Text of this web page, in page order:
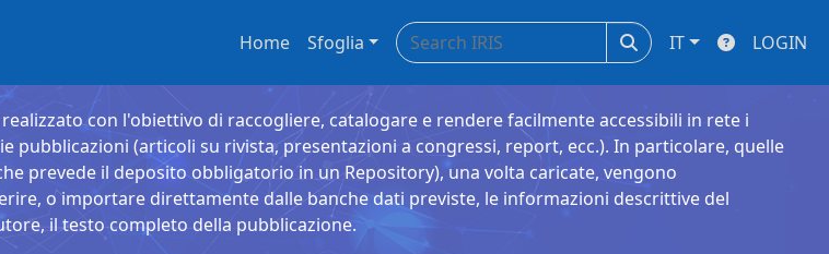
Home Sfoglia IT LOGIN
con l'obiettivo di raccogliere, catalogare e rendere facilmente accessibili in rete i
pubblicazioni (articoli su rivista, presentazioni a congressi, report, ecc.). In particolare, quelle
prevede il deposito obbligatorio in un Repository), una volta caricate, vengono
o importare direttamente dalle banche dati previste, le informazioni descrittive del
il testo completo della pubblicazione.